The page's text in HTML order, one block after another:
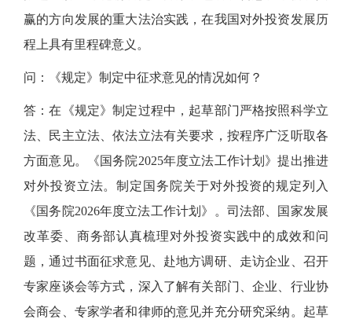
赢的方向发展的重大法治实践，在我国对外投资发展历
程上具有里程碑意义。
问：《规定》制定中征求意见的情况如何？
答：在《规定》制定过程中，起草部门严格按照科学立
法、民主立法、依法立法有关要求，按程序广泛听取各
方面意见。《国务院2025年度立法工作计划》提出推进
对外投资立法。制定国务院关于对外投资的规定列入
《国务院2026年度立法工作计划》。司法部、国家发展
改革委、商务部认真梳理对外投资实践中的成效和问
题，通过书面征求意见、赴地方调研、走访企业、召开
专家座谈会等方式，深入了解有关部门、企业、行业协
会商会、专家学者和律师的意见并充分研究采纳。起草